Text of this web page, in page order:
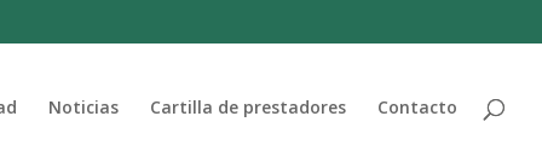
Noticias Cartilla de prestadores Contacto